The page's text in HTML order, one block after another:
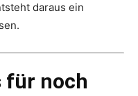
daraus ein
für noch